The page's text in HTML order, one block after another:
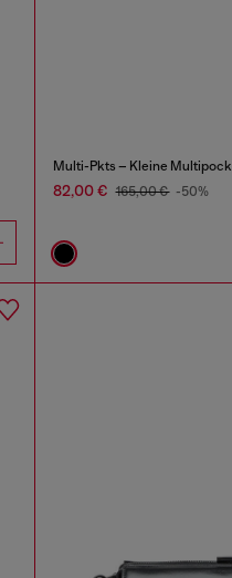
Multi-Pkts – Kleine
82,00 € 165,00 € -50%